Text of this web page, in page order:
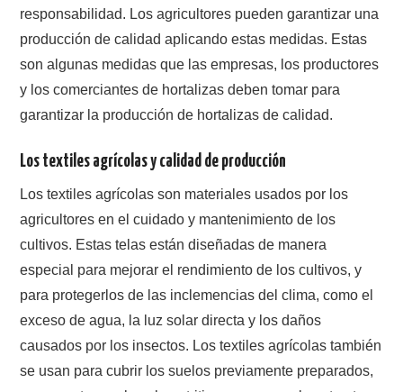
responsabilidad. Los agricultores pueden garantizar una
producción de calidad aplicando estas medidas. Estas
son algunas medidas que las empresas, los productores
y los comerciantes de hortalizas deben tomar para
garantizar la producción de hortalizas de calidad.
Los textiles agrícolasy calidad de producción
Los textiles agrícolas son materiales usados por los
agricultores en el cuidado y mantenimiento de los
cultivos. Estas telas están diseñadas de manera
especial para mejorar el rendimiento de los cultivos, y
para protegerlos de las inclemencias del clima, como el
exceso de agua, la luz solar directa y los daños
causados por los insectos. Los textiles agrícolas también
se usan para cubrir los suelos previamente preparados,